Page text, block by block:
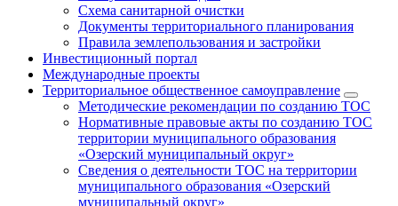
Схема санитарной очистки
Документы территориального планирования
Правила землепользования и застройки
Инвестиционный портал
Международные проекты
Территориальное общественное самоуправление
Методические рекомендации по созданию ТОС
Нормативные правовые акты по созданию ТОС
территории муниципального образования
«Озерский муниципальный округ»
Сведения о деятельности ТОС на территории
муниципального образования «Озерский
муниципальный округ»